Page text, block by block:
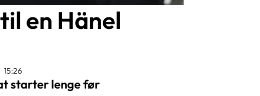
en Hänel
15:26
starter lenge før